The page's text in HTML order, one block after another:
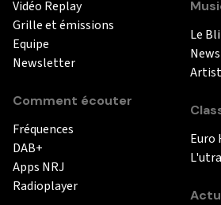
Vidéo Replay
Grille et émissions
Equipe
Newsletter
Comment écouter
Fréquences
DAB+
Apps NRJ
Radioplayer
Le
Euro